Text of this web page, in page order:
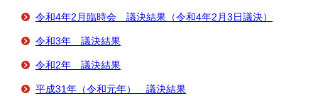
令和4年2月臨時会 議決結果（令和4年2月3日議決）
令和3年 議決結果
令和2年 議決結果
平成31年（令和元年） 議決結果